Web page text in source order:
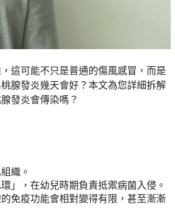
這可能不只是普通的傷風感冒，而是
腺發炎幾天會好？本文為您詳細拆解
發炎會傳染嗎？
織。
」，在幼兒時期負責抵禦病菌入侵。
免疫功能會相對變得有限，甚至漸漸